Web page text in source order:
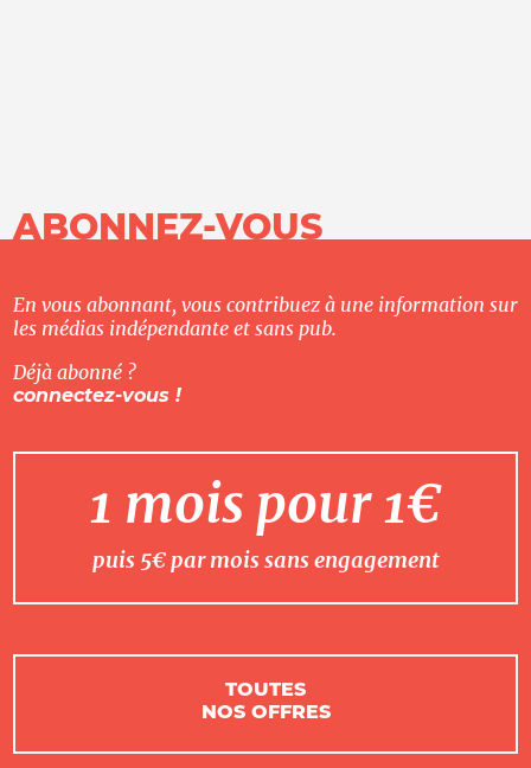
ABONNEZ-VOUS
En vous abonnant, vous contribuez à une information sur
les médias indépendante et sans pub.
Déjà abonné ?
connectez-vous !
1 mois pour 1€
puis 5€ par mois sans engagement
TOUTES
NOS OFFRES